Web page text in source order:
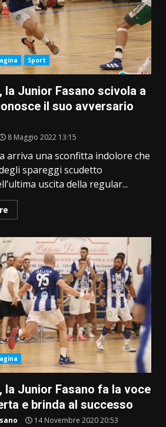
Sport
la Junior Fasano scivola a
il suo avversario
8 Maggio 2022 13:15
arriva una sconfitta indolore che
spareggi scudetto
uscita della regular...
la Junior Fasano fa la voce
e brinda al successo
14 Novembre 2020 20:53